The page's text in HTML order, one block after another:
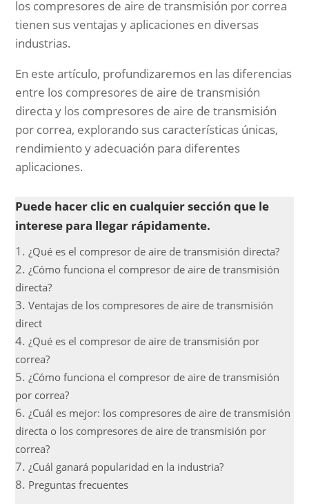
los compresores de aire de transmisión por correa
tienen sus ventajas y aplicaciones en diversas
industrias.
En este artículo, profundizaremos en las diferencias
entre los compresores de aire de transmisión
directa y los compresores de aire de transmisión
por correa, explorando sus características únicas,
rendimiento y adecuación para diferentes
aplicaciones.
Puede hacer clic en cualquier sección que le
interese para llegar rápidamente.
¿Qué es el compresor de aire de transmisión directa?
¿Cómo funciona el compresor de aire de transmisión
directa?
Ventajas de los compresores de aire de transmisión
direct
¿Qué es el compresor de aire de transmisión por
correa?
¿Cómo funciona el compresor de aire de transmisión
por correa?
¿Cuál es mejor: los compresores de aire de transmisión
directa o los compresores de aire de transmisión por
correa?
¿Cuál ganará popularidad en la industria?
Preguntas frecuentes